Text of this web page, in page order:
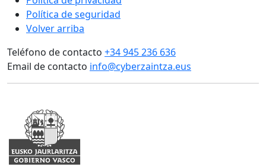
Política de seguridad
Volver arriba
Teléfono de contacto +34 945 236 636
Email de contacto info@cyberzaintza.eus